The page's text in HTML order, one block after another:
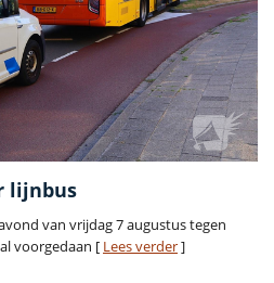
lijnbus
van vrijdag 7 augustus tegen
voorgedaan [ Lees verder]